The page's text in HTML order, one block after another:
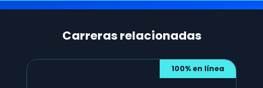
Carreras relacionadas
100% en línea